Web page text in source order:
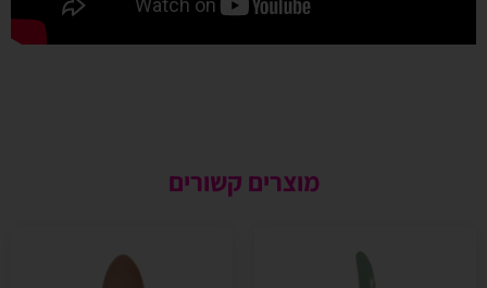
מוצרים קשורים